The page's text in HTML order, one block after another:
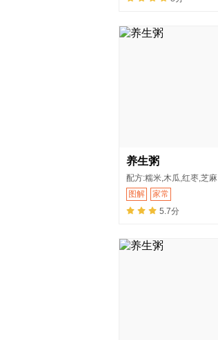
养生粥
配方:糯米,木瓜,红枣,芝麻
图解
家常
5.7分